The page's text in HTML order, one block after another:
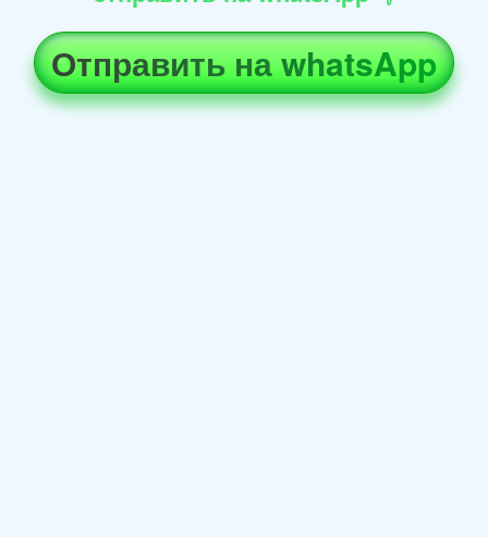
Отправить на whatsApp